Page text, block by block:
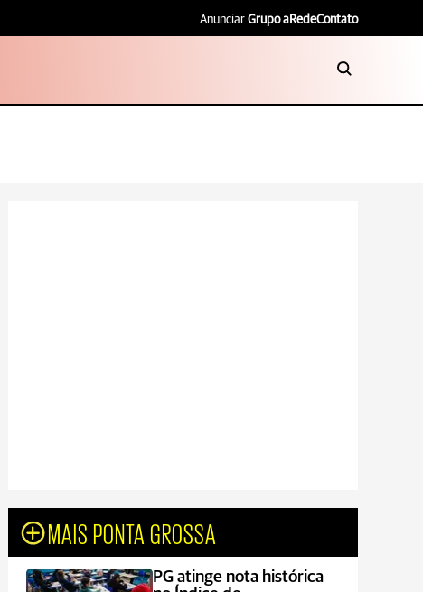
Anunciar Grupo aRedeContato
MAIS PONTA GROSSA
PG atinge nota histórica